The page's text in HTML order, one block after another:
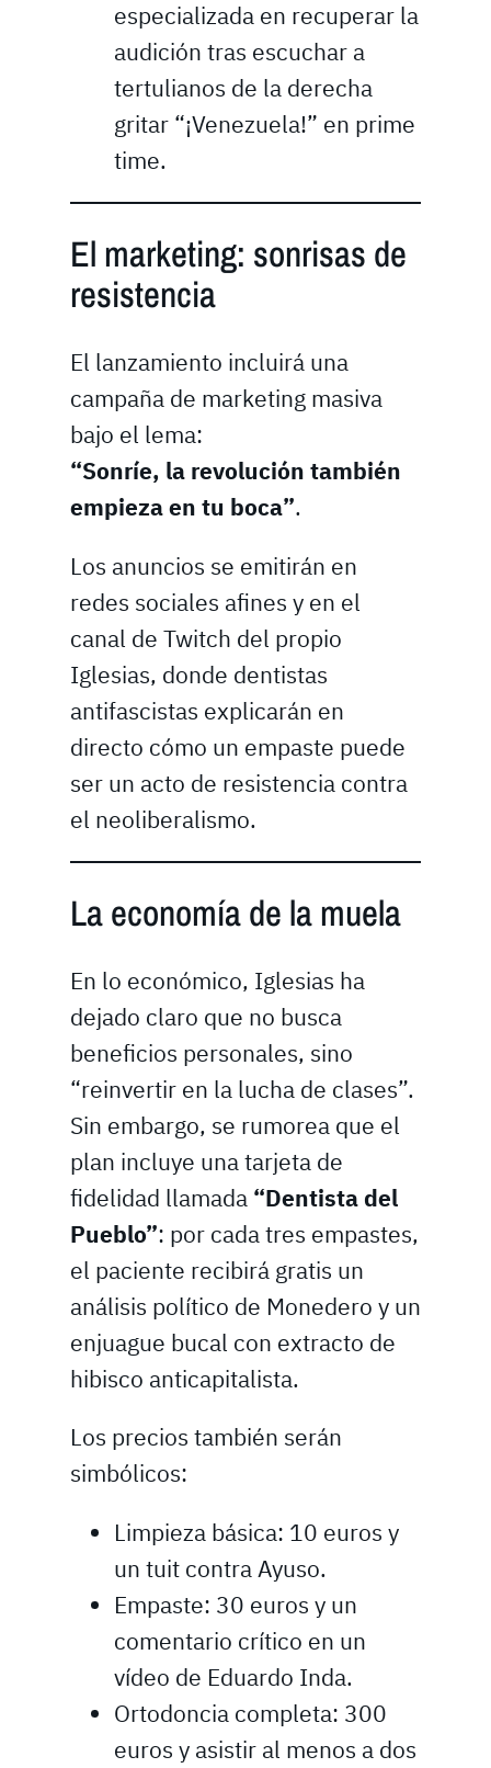
especializada en recuperar la
audición tras escuchar a
tertulianos de la derecha
gritar “¡Venezuela!” en prime
time.
El marketing: sonrisas de
resistencia
El lanzamiento incluirá una
campaña de marketing masiva
bajo el lema:
“Sonríe, la revolución también
empieza en tu boca”.
Los anuncios se emitirán en
redes sociales afines y en el
canal de Twitch del propio
Iglesias, donde dentistas
antifascistas explicarán en
directo cómo un empaste puede
ser un acto de resistencia contra
el neoliberalismo.
La economía de la muela
En lo económico, Iglesias ha
dejado claro que no busca
beneficios personales, sino
“reinvertir en la lucha de clases”.
Sin embargo, se rumorea que el
plan incluye una tarjeta de
fidelidad llamada “Dentista del
Pueblo”: por cada tres empastes,
el paciente recibirá gratis un
análisis político de Monedero y un
enjuague bucal con extracto de
hibisco anticapitalista.
Los precios también serán
simbólicos:
Limpieza básica: 10 euros y
un tuit contra Ayuso.
Empaste: 30 euros y un
comentario crítico en un
vídeo de Eduardo Inda.
Ortodoncia completa: 300
euros y asistir al menos a dos